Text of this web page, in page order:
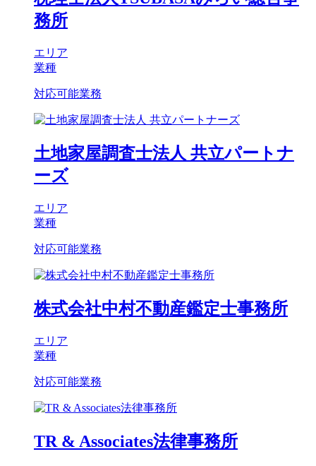
務所
エリア
業種
対応可能業務
土地家屋調査士法人 共立パートナ
ーズ
エリア
業種
対応可能業務
株式会社中村不動産鑑定士事務所
エリア
業種
対応可能業務
TR & Associates法律事務所